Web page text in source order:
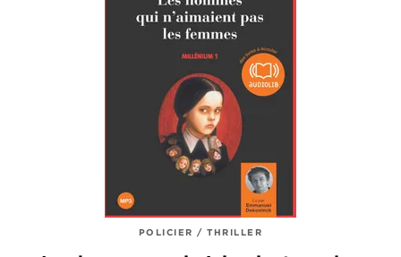
POLICIER / THRILLER